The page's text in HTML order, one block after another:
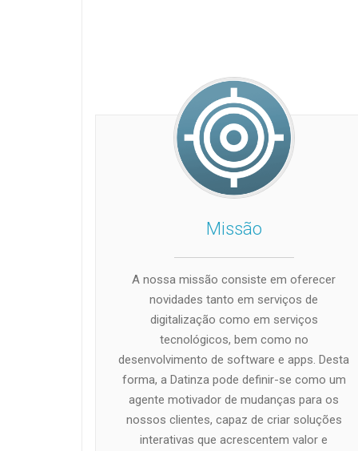
Missão
A nossa missão consiste em oferecer
novidades tanto em serviços de
digitalização como em serviços
tecnológicos, bem como no
desenvolvimento de software e apps. Desta
forma, a Datinza pode definir-se como um
agente motivador de mudanças para os
nossos clientes, capaz de criar soluções
interativas que acrescentem valor e